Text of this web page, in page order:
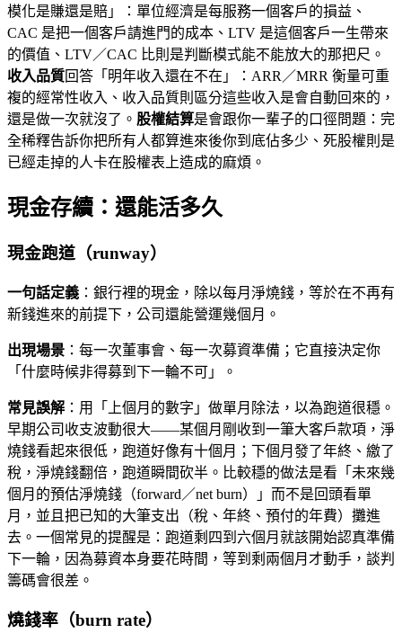
模化是賺還是賠」：單位經濟是每服務一個客戶的損益、
CAC 是把一個客戶請進門的成本、LTV 是這個客戶一生帶來
的價值、LTV／CAC 比則是判斷模式能不能放大的那把尺。
收入品質回答「明年收入還在不在」：ARR／MRR 衡量可重
複的經常性收入、收入品質則區分這些收入是會自動回來的，
還是做一次就沒了。 股權結算是會跟你一輩子的口徑問題：完
全稀釋告訴你把所有人都算進來後你到底佔多少、死股權則是
已經走掉的人卡在股權表上造成的麻煩。
現金存續：還能活多久
現金跑道（runway）
一句話定義 ：銀行裡的現金，除以每月淨燒錢，等於在不再有
新錢進來的前提下，公司還能營運幾個月。
出現場景 ：每一次董事會、每一次募資準備；它直接決定你
「什麼時候非得募到下一輪不可」。
常見誤解 ：用「上個月的數字」做單月除法，以為跑道很穩。
早期公司收支波動很大——某個月剛收到一筆大客戶款項，淨
燒錢看起來很低，跑道好像有十個月；下個月發了年終、繳了
稅，淨燒錢翻倍，跑道瞬間砍半。比較穩的做法是看「未來幾
個月的預估淨燒錢（forward／net burn）」而不是回頭看單
月，並且把已知的大筆支出（稅、年終、預付的年費）攤進
去。一個常見的提醒是：跑道剩四到六個月就該開始認真準備
下一輪，因為募資本身要花時間，等到剩兩個月才動手，談判
籌碼會很差。
燒錢率（burn rate）